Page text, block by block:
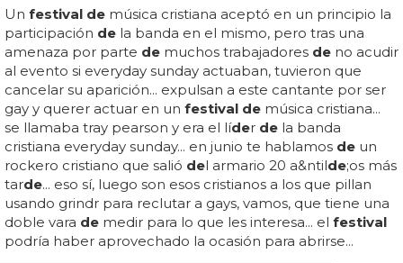
Un festival de música cristiana aceptó en un principio la
participación de la banda en el mismo, pero tras una
amenaza por parte de muchos trabajadores de no acudir
al evento si everyday sunday actuaban, tuvieron que
cancelar su aparición... expulsan a este cantante por ser
gay y querer actuar en un festival de música cristiana...
se llamaba tray pearson y era el líder de la banda
cristiana everyday sunday... en junio te hablamos de un
rockero cristiano que salió del armario 20 a&ntilde;os más
tarde... eso sí, luego son esos cristianos a los que pillan
usando grindr para reclutar a gays, vamos, que tiene una
doble vara de medir para lo que les interesa... el festival
podría haber aprovechado la ocasión para abrirse...